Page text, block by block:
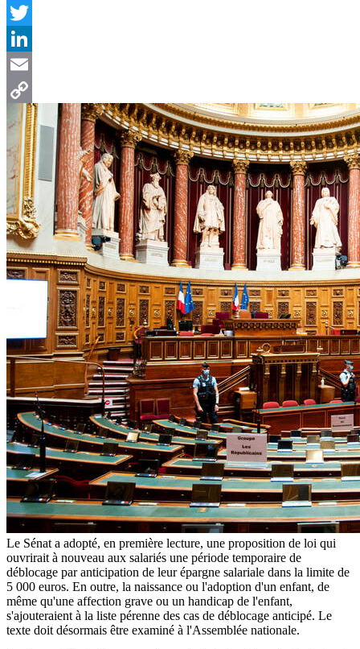
Facebook
Twitter
LinkedIn
Email
Copy
Link
Le Sénat a adopté, en première lecture, une proposition de loi qui
ouvrirait à nouveau aux salariés une période temporaire de
déblocage par anticipation de leur épargne salariale dans la limite de
5 000 euros. En outre, la naissance ou l'adoption d'un enfant, de
même qu'une affection grave ou un handicap de l'enfant,
s'ajouteraient à la liste pérenne des cas de déblocage anticipé. Le
texte doit désormais être examiné à l'Assemblée nationale.